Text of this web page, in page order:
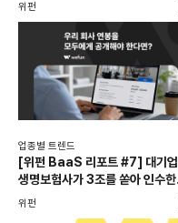
위펀
업종별 트렌드
[위펀 BaaS 리포트 #7] 대기업
생명보험사가 3조를 쏟아 인수한
일본 BaaS 회사의 정체는?
위펀